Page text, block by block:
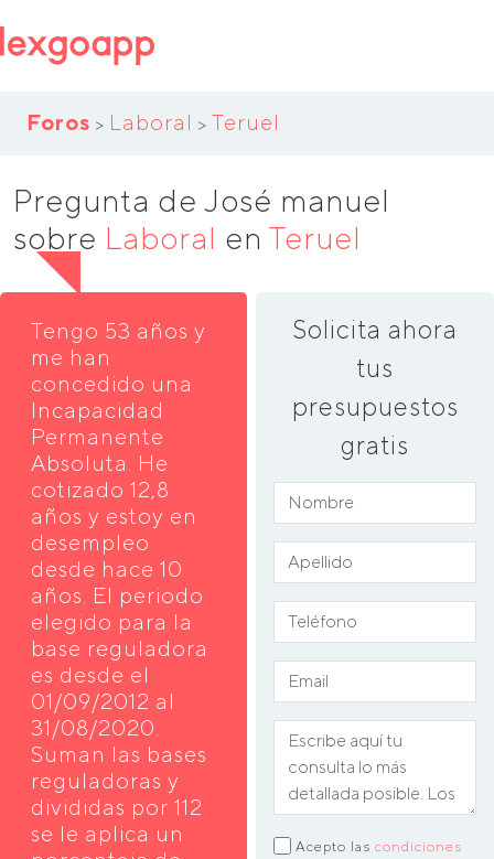
Foros > Laboral > Teruel
Pregunta de José manuel
sobre Laboral en Teruel
Tengo 53 años y
me han
concedido una
Incapacidad
Permanente
Absoluta. He
cotizado 12,8
años y estoy en
desempleo
desde hace 10
años. El periodo
elegido para la
base reguladora
es desde el
01/09/2012 al
31/08/2020.
Suman las bases
reguladoras y
divididas por 112
se le aplica un
Solicita ahora
tus
presupuestos
gratis
Acepto las condiciones